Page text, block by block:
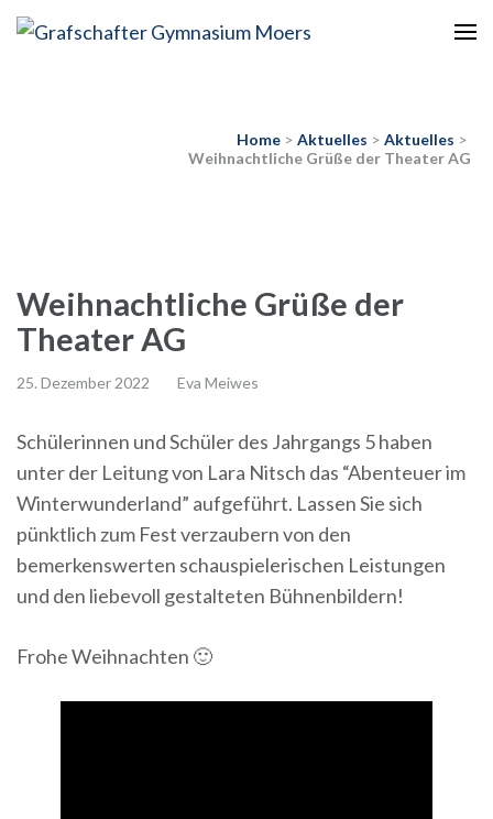
Home > Aktuelles > Aktuelles >
Weihnachtliche Grüße der Theater AG
Weihnachtliche Grüße der
Theater AG
25. Dezember 2022 Eva Meiwes
Schülerinnen und Schüler des Jahrgangs 5 haben
unter der Leitung von Lara Nitsch das “Abenteuer im
Winterwunderland” aufgeführt. Lassen Sie sich
pünktlich zum Fest verzaubern von den
bemerkenswerten schauspielerischen Leistungen
und den liebevoll gestalteten Bühnenbildern!
Frohe Weihnachten 🙂